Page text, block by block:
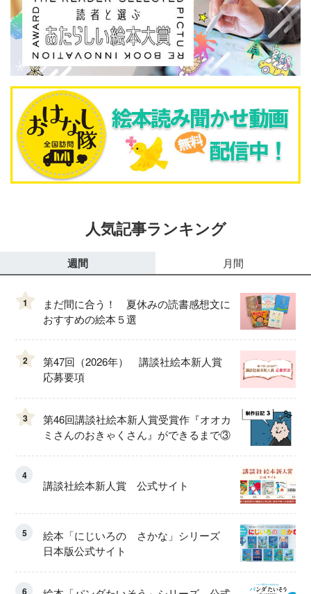
人気記事ランキング
週間 月間
1
まだ間に合う！ 夏休みの読書感想文に
おすすめの絵本５選
2
第47回（2026年） 講談社絵本新人賞
応募要項
3
第46回講談社絵本新人賞受賞作『オオカ
ミさんのおきゃくさん』ができるまで③
4
講談社絵本新人賞 公式サイト
5
絵本「にじいろの さかな」シリーズ
日本版公式サイト
6